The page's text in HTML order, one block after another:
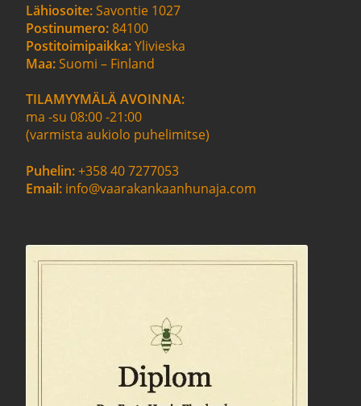
Lähiosoite:Savontie 1027
Postinumero:84100
Postitoimipaikka:Ylivieska
Maa:Suomi – Finland
TILAMYYMÄLÄ AVOINNA:
ma -su 08:00 -21:00
(varmista aukiolo puhelimitse)
Puhelin:+358 40 7277053
Email: info@vaarakankaanhunaja.com